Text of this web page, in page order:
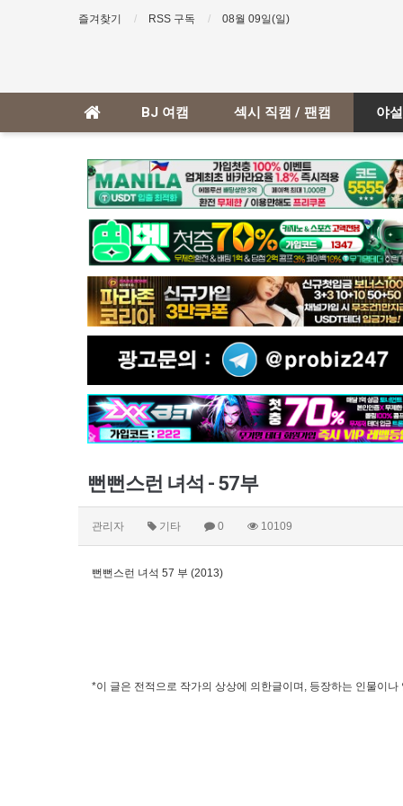
즐겨찾기 RSS 구독 08월 09일(일)
BJ 여캠 섹시 직캠 / 팬캠 야설
뻔뻔스런 녀석 - 57부
관리자 기타 0 10109
뻔뻔스런 녀석 57 부 (2013)
*이 글은 전적으로 작가의 상상에 의한글이며, 등장하는 인물이